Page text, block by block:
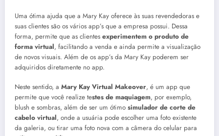
Uma ótima ajuda que a Mary Kay oferece às suas revendedoras e
suas clientes são os vários app’s que a empresa possui. Dessa
forma, permite que as clientes experimentem o produto de
forma virtual, facilitando a venda e ainda permite a visualização
de novos visuais. Além de os app’s da Mary Kay poderem ser
adquiridos diretamente no app.
Neste sentido, a Mary Kay Virtual Makeover, é um app que
permite que você realize testes de maquiagem, por exemplo,
blush e sombras, além de ser um ótimo simulador de corte de
cabelo virtual, onde a usuária pode escolher uma foto existente
da galeria, ou tirar uma foto nova com a câmera do celular para